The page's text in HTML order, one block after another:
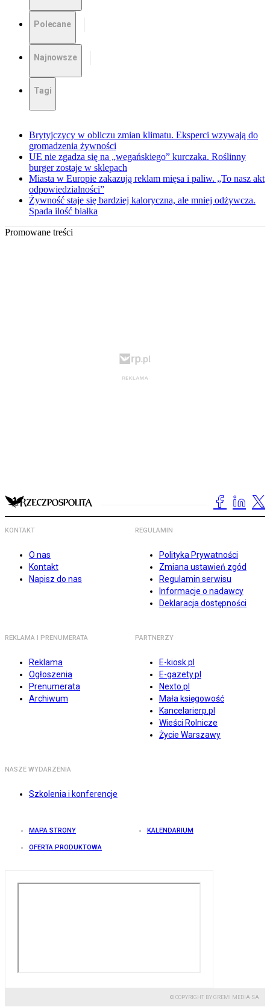
Polecane
Najnowsze
Tagi
Brytyjczycy w obliczu zmian klimatu. Eksperci wzywają do
gromadzenia żywności
UE nie zgadza się na „wegańskiego” kurczaka. Roślinny
burger zostaje w sklepach
Miasta w Europie zakazują reklam mięsa i paliw. „To nasz akt
odpowiedzialności”
Żywność staje się bardziej kaloryczna, ale mniej odżywcza.
Spada ilość białka
Promowane treści
KONTAKT
O nas
Kontakt
Napisz do nas
REGULAMIN
Polityka Prywatności
Zmiana ustawień zgód
Regulamin serwisu
Informacje o nadawcy
Deklaracja dostępności
REKLAMA I PRENUMERATA
Reklama
Ogłoszenia
Prenumerata
Archiwum
PARTNERZY
E-kiosk.pl
E-gazety.pl
Nexto.pl
Mała księgowość
Kancelarierp.pl
Wieści Rolnicze
Życie Warszawy
NASZE WYDARZENIA
Szkolenia i konferencje
MAPA STRONY KALENDARIUM
OFERTA PRODUKTOWA
© COPYRIGHT BY GREMI MEDIA SA